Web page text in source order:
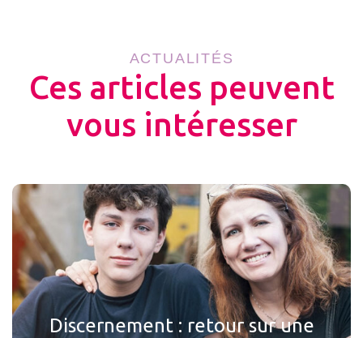
ACTUALITÉS
Ces articles peuvent
vous intéresser
Discernement : retour sur une